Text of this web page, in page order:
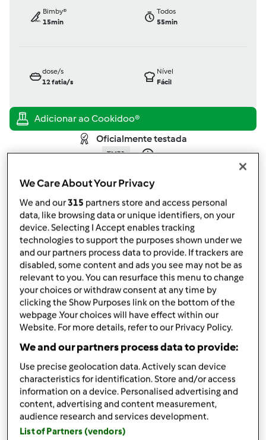
Bimby®
15min
Todos
55min
dose/s
12fatia/s
Nível
Fácil
Oficialmente testada
TM31
published: 30.11.2012
alterado: 27.10.2014
Adicionar às minhas coleções
Partilhar receita
Ingredientes
Bolo:
200gaçúcar amarelo
120 g margarina derretida
250 g farinha c/fermento
1 c. chá fermento em pó
Calda:
We Care About Your Privacy
We and our315 partners store and access personal
data, like browsing data or unique identifiers, on your
device. Selecting I Accept enables tracking
technologies to support the purposes shown under we
and our partners process data to provide. If trackers are
disabled, some content and ads you see may not be as
relevant to you. You can resurface this menu to change
your choices or withdraw consent at any time by
clicking the Show Purposes link on the bottom of the
webpage .Your choices will have effect within our
Website. For more details, refer to our Privacy Policy.
We and our partners process data to provide:
Use precise geolocation data. Actively scan device
characteristics for identification. Store and/or access
information on a device. Personalised advertising and
content, advertising and content measurement,
audience research and services development.
List of Partners (vendors)